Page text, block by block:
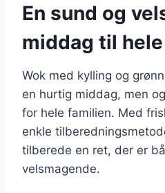
En sund og
middag til
Wok med kylling og
en hurtig middag, men
for hele familien. Med
enkle
tilberede en ret, der er
velsmagende.